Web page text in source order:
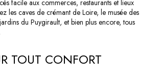
facile aux commerces, restaurants et lieux
les caves de crémant de Loire, le musée des
du Puygirault, et bien plus encore, tous
TOUT CONFORT